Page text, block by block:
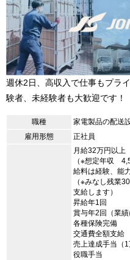
週休2日、高収入で仕事もプラ
験者、未経験者も大歓迎です！
職種
家電製品の配送
雇用形態
正社員
月給32万円以上
（※想定年収
給料は経験、能
（※みなし残業
支給します）
昇給年1回
賞与年2回（業績
各種保険完備
交通費全額支給
売上達成手当（1
役職手当